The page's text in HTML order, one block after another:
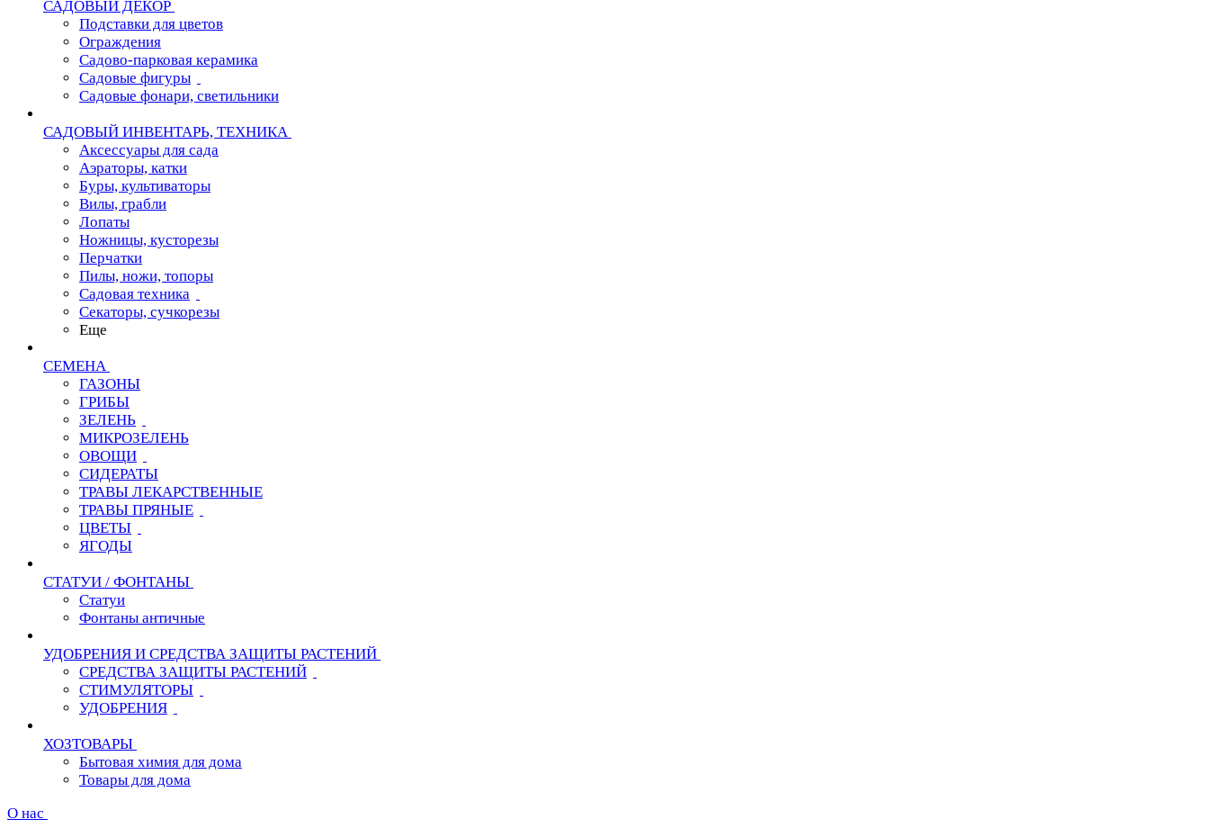
САДОВЫЙ ДЕКОР
Подставки для цветов
Ограждения
Садово-парковая керамика
Садовые фигуры
Садовые фонари, светильники
САДОВЫЙ ИНВЕНТАРЬ, ТЕХНИКА
Аксессуары для сада
Аэраторы, катки
Буры, культиваторы
Вилы, грабли
Лопаты
Ножницы, кусторезы
Перчатки
Пилы, ножи, топоры
Садовая техника
Секаторы, сучкорезы
Еще
СЕМЕНА
ГАЗОНЫ
ГРИБЫ
ЗЕЛЕНЬ
МИКРОЗЕЛЕНЬ
ОВОЩИ
СИДЕРАТЫ
ТРАВЫ ЛЕКАРСТВЕННЫЕ
ТРАВЫ ПРЯНЫЕ
ЦВЕТЫ
ЯГОДЫ
СТАТУИ / ФОНТАНЫ
Статуи
Фонтаны античные
УДОБРЕНИЯ И СРЕДСТВА ЗАЩИТЫ РАСТЕНИЙ
СРЕДСТВА ЗАЩИТЫ РАСТЕНИЙ
СТИМУЛЯТОРЫ
УДОБРЕНИЯ
ХОЗТОВАРЫ
Бытовая химия для дома
Товары для дома
О нас